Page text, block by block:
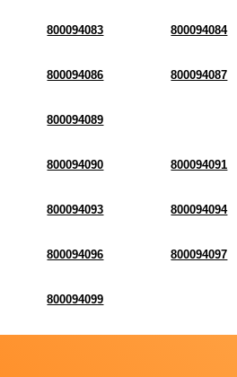
800094083 800094084
800094086 800094087
800094089
800094090 800094091
800094093 800094094
800094096 800094097
800094099